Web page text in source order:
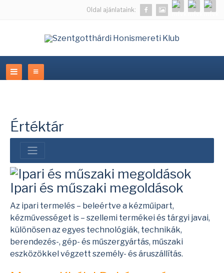
Oldal ajánlataink:
Értéktár
Ipari és műszaki megoldások
Az ipari termelés – beleértve a kézműipart,
kézművességet is – szellemi termékei és tárgyi javai,
különösen az egyes technológiák, technikák,
berendezés-, gép- és műszergyártás, műszaki
eszközökkel végzett személy- és áruszállítás.